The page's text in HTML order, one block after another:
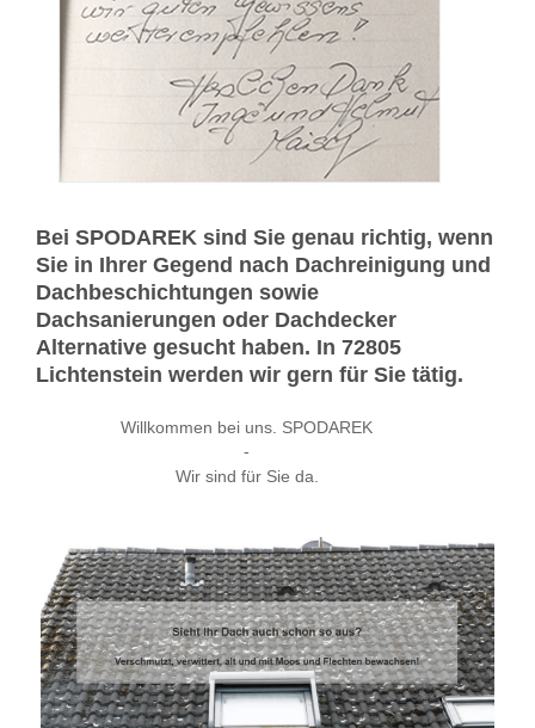
Bei SPODAREK sind Sie genau richtig, wenn
Sie in Ihrer Gegend nach Dachreinigung und
Dachbeschichtungen sowie
Dachsanierungen oder Dachdecker
Alternative gesucht haben. In 72805
Lichtenstein werden wir gern für Sie tätig.
Willkommen bei uns. SPODAREK
-
Wir sind für Sie da.